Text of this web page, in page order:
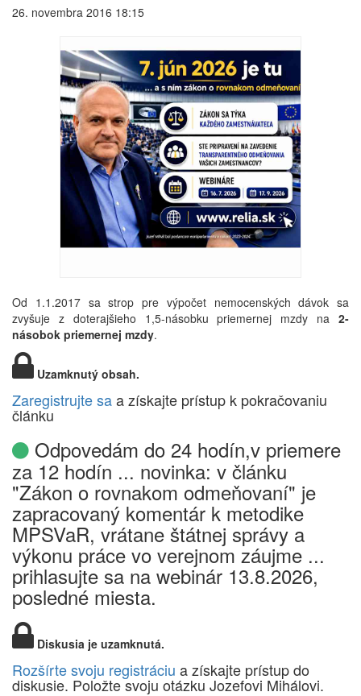
26. novembra 2016 18:15
Od 1.1.2017 sa strop pre výpočet nemocenských dávok sa
zvyšuje z doterajšieho 1,5-násobku priemernej mzdy na 2-
násobok priemernej mzdy.
Uzamknutý obsah.
Zaregistrujte saa získajte prístup k pokračovaniu
článku
Odpovedám do 24 hodín,v priemere
za 12 hodín ... novinka: v článku
"Zákon o rovnakom odmeňovaní" je
zapracovaný komentár k metodike
MPSVaR, vrátane štátnej správy a
výkonu práce vo verejnom záujme ...
prihlasujte sa na webinár 13.8.2026,
posledné miesta.
Diskusia je uzamknutá.
Rozšírte svoju registráciu a získajte prístup do
diskusie. Položte svoju otázku Jozefovi Mihálovi.